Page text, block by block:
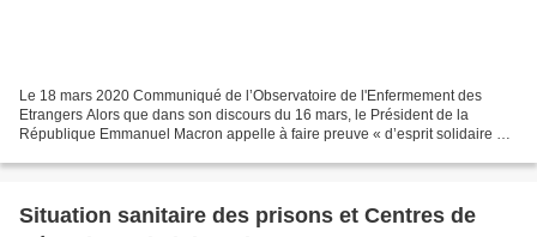
Le 18 mars 2020 Communiqué de l’Observatoire de l'Enfermement des
Etrangers Alors que dans son discours du 16 mars, le Président de la
République Emmanuel Macron appelle à faire preuve « d’esprit solidaire et
Situation sanitaire des prisons et Centres de